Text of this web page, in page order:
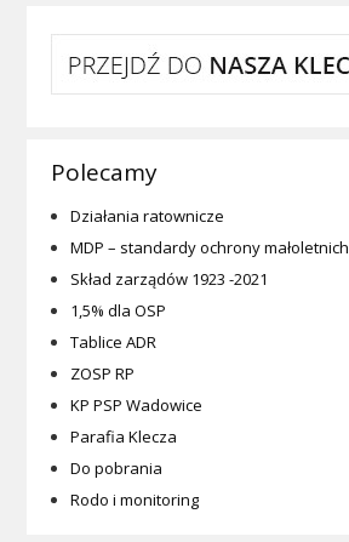
Polecamy
Działania ratownicze
MDP – standardy ochrony małoletnich
Skład zarządów 1923 -2021
1,5% dla OSP
Tablice ADR
ZOSP RP
KP PSP Wadowice
Parafia Klecza
Do pobrania
Rodo i monitoring